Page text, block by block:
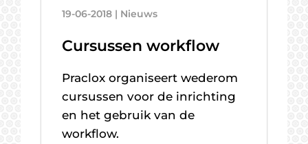
19-06-2018 | Nieuws
Cursussen workflow
Praclox organiseert wederom
cursussen voor de inrichting
en het gebruik van de
workflow.